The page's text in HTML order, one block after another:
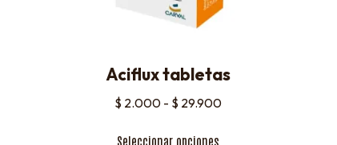
Aciflux tabletas
$ 2.000 - $ 29.900
Seleccionar opciones